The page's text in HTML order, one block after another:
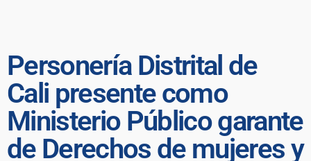
Personería Distrital de
Cali presente como
Ministerio Público garante
de Derechos de mujeres y